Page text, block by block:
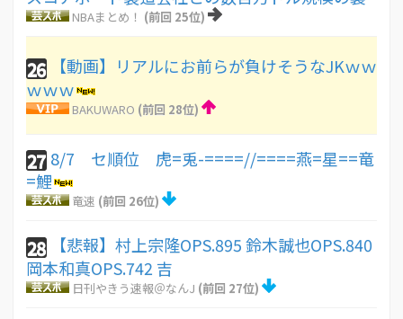
NBAまとめ！ (前回 25位)
26
【動画】リアルにお前らが負けそうなJKｗｗ
ｗｗｗ
BAKUWARO (前回 28位)
27 8/7 セ順位 虎=兎-====//====燕=星==竜
=鯉
竜速 (前回 26位)
28
【悲報】村上宗隆OPS.895 鈴木誠也OPS.840
岡本和真OPS.742 吉
日刊やきう速報＠なんJ (前回 27位)